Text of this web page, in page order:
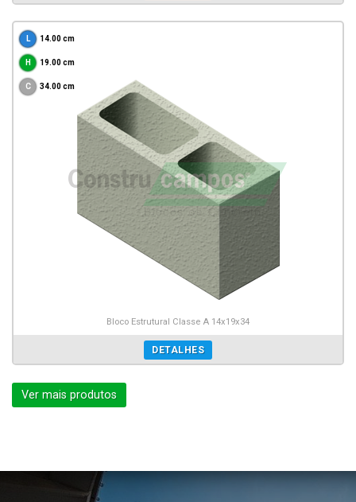
14.00 cm
19.00 cm
34.00 cm
Bloco Estrutural Classe A 14x19x34
DETALHES
Ver mais produtos